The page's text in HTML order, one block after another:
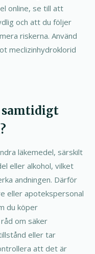
online, se till att
och att du följer
riskerna. Använd
meclizinhydroklorid
läkemedel, särskilt
eller alkohol, vilket
andningen. Därför
eller apotekspersonal
du köper
om säker
eller tar
att det är